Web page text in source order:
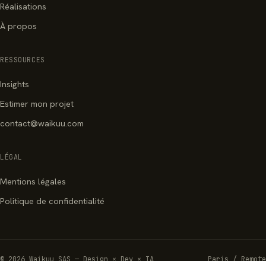
Réalisations
À propos
RESSOURCES
Insights
Estimer mon projet
contact@waikuu.com
LÉGAL
Mentions légales
Politique de confidentialité